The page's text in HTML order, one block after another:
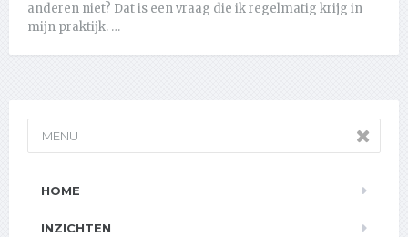
anderen niet? Dat is een vraag die ik regelmatig krijg in
mijn praktijk. …
MENU
HOME
INZICHTEN